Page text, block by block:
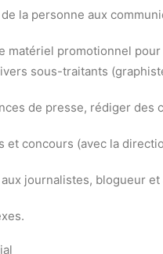
la personne aux
matériel promotionnel
sous-traitants
de presse, rédiger des
et concours (avec la
journalistes, blogueur et